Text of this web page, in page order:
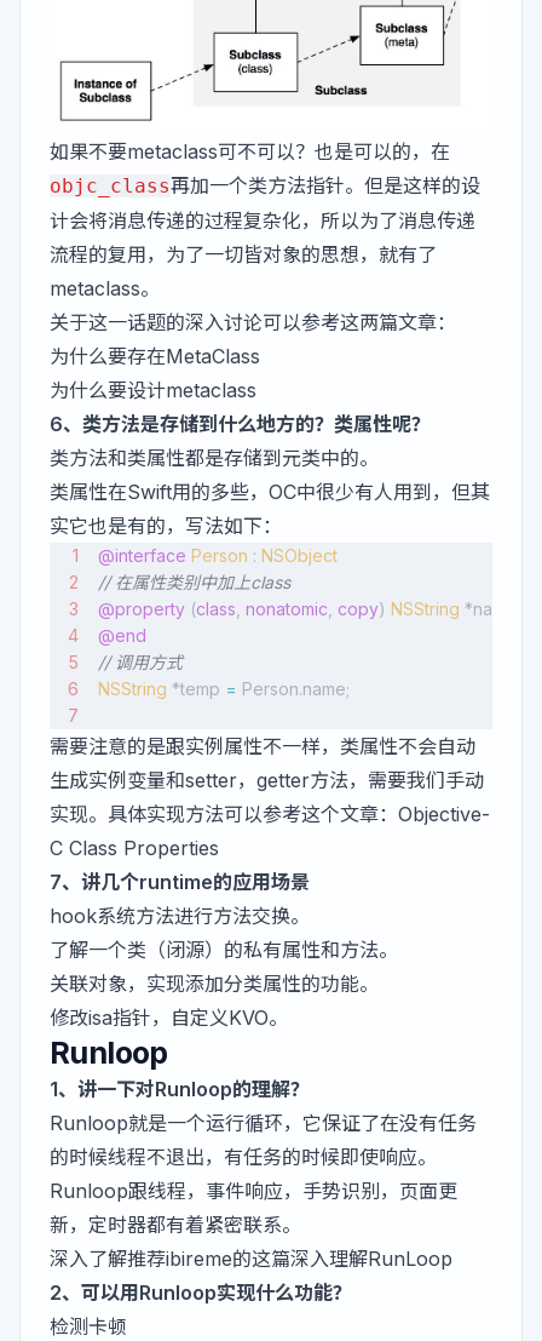
如果不要metaclass可不可以？也是可以的，在
objc_class再加一个类方法指针。但是这样的设
计会将消息传递的过程复杂化，所以为了消息传递
流程的复用，为了一切皆对象的思想，就有了
metaclass。
关于这一话题的深入讨论可以参考这两篇文章：
为什么要存在MetaClass
为什么要设计metaclass
6、类方法是存储到什么地方的？类属性呢？
类方法和类属性都是存储到元类中的。
类属性在Swift用的多些，OC中很少有人用到，但其
实它也是有的，写法如下：
@interface Person : NSObject
// 在属性类别中加上class
@property (class nonatomic copy) NSString *name;
@end
// 调用方式
NSString *temp = Person.name;
需要注意的是跟实例属性不一样，类属性不会自动
生成实例变量和setter，getter方法，需要我们手动
实现。具体实现方法可以参考这个文章： Objective-
C Class Properties
7、讲几个runtime的应用场景
hook系统方法进行方法交换。
了解一个类（闭源）的私有属性和方法。
关联对象，实现添加分类属性的功能。
修改isa指针，自定义KVO。
Runloop
1、讲一下对Runloop的理解？
Runloop就是一个运行循环，它保证了在没有任务
的时候线程不退出，有任务的时候即使响应。
Runloop跟线程，事件响应，手势识别，页面更
新，定时器都有着紧密联系。
深入了解推荐ibireme的这篇深入理解RunLoop
2、可以用Runloop实现什么功能？
检测卡顿